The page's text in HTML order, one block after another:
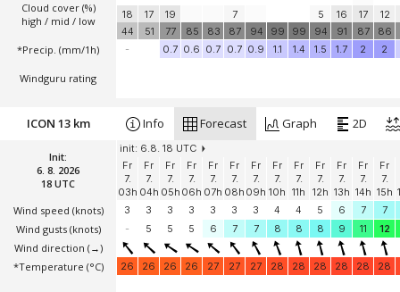
Cloud cover (%)
high / mid / low
*Precip. (mm/1h)
Windguru rating
18
44
17
51
19
77
85 83
7
87
94 99 99
5
94
16
91
17
87
12
86
-
0.7 0.6 0.7 0.7 0.9 1.1 1.4 1.5 1.7 2 2
Init:
6. 8. 2026
18 UTC
Wind speed (knots)
Wind gusts (knots)
Wind direction (→)
*Temperature (°C)
ICON 13 km Info Forecast Graph 2D
init: 6.8. 18 UTC
Fr
7.
03h
Fr
7.
04h
Fr
7.
05h
Fr
7.
06h
Fr
7.
07h
Fr
7.
08h
Fr
7.
09h
Fr
7.
10h
Fr
7.
11h
Fr
7.
12h
Fr
7.
13h
Fr
7.
14h
Fr
7.
15h
3
3 3 3 3 3 3 4 4 5 6 7
7
-
5 5 5 6 7 7 8 8 8 9 11 12
26 26 26 26 27 27 27 28 28 28 28 28 28